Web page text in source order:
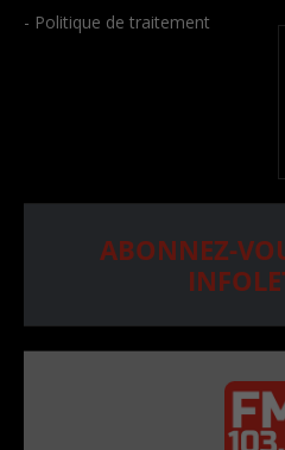
- Politique de traitement
ABONNEZ-